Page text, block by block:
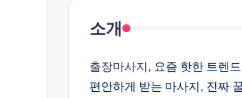
소개
출장마사지, 요즘 핫한 트렌
편안하게 받는 마사지, 진짜